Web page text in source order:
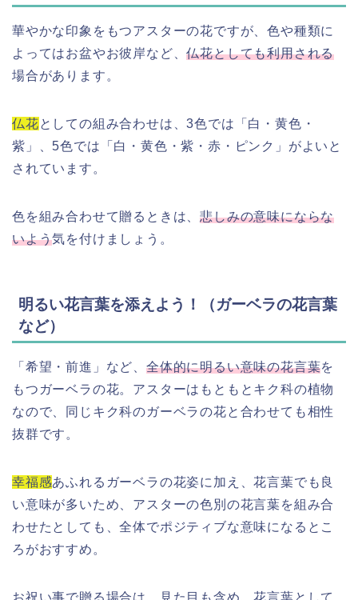
華やかな印象をもつアスターの花ですが、色や種類に
よってはお盆やお彼岸など、仏花としても利用される
場合があります。
仏花としての組み合わせは、3色では「白・黄色・
紫」、5色では「白・黄色・紫・赤・ピンク」がよいと
されています。
色を組み合わせて贈るときは、悲しみの意味にならな
いよう気を付けましょう。
明るい花言葉を添えよう！（ガーベラの花言葉
など）
「希望・前進」など、 全体的に明るい意味の花言葉を
もつガーベラの花。アスターはもともとキク科の植物
なので、同じキク科のガーベラの花と合わせても相性
抜群です。
幸福感あふれるガーベラの花姿に加え、花言葉でも良
い意味が多いため、アスターの色別の花言葉を組み合
わせたとしても、全体でポジティブな意味になるとこ
ろがおすすめ。